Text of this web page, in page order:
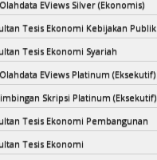
EViews Silver (Ekonomis)
Tesis Ekonomi Kebijakan Publik
Tesis Ekonomi Syariah
EViews Platinum (Eksekutif)
Skripsi Platinum (Eksekutif)
Tesis Ekonomi Pembangunan
Tesis Ekonomi